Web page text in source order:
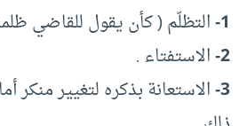
1- التظلّم ( كأن يقول للقاضي
2- الاستفتاء .
3- الاستعانة بذكره لتغيير منكر